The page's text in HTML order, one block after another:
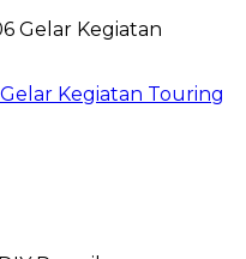
Kegiatan Touring